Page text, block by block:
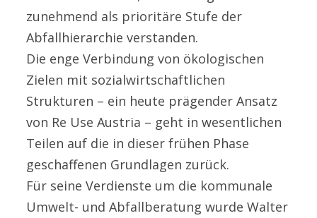
zunehmend als prioritäre Stufe der
Abfallhierarchie verstanden.
Die enge Verbindung von ökologischen
Zielen mit sozialwirtschaftlichen
Strukturen – ein heute prägender Ansatz
von Re Use Austria – geht in wesentlichen
Teilen auf die in dieser frühen Phase
geschaffenen Grundlagen zurück.
Für seine Verdienste um die kommunale
Umwelt- und Abfallberatung wurde Walter